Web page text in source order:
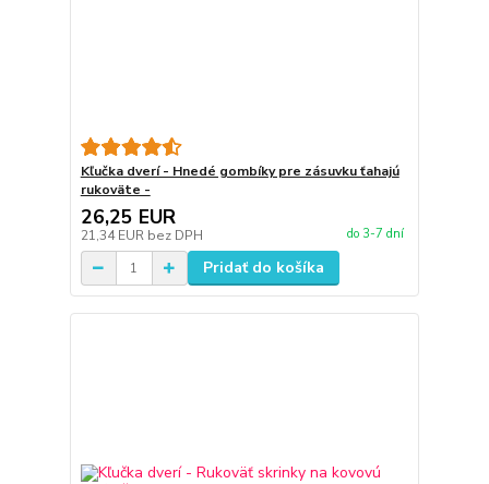
Kľučka dverí - Hnedé gombíky pre zásuvku ťahajú
rukoväte -
26,25 EUR
21,34 EUR bez DPH do 3-7 dní
Pridať do košíka